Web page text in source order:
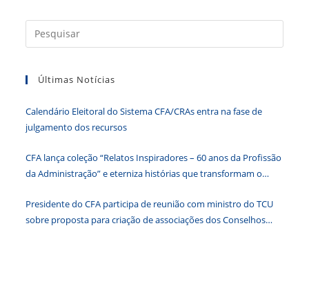
o
o
k
n p
p
g
er
n
dl
a
Últimas Notícias
Calendário Eleitoral do Sistema CFA/CRAs entra na fase de
julgamento dos recursos
CFA lança coleção “Relatos Inspiradores – 60 anos da Profissão
da Administração” e eterniza histórias que transformam o
Presidente do CFA participa de reunião com ministro do TCU
sobre proposta para criação de associações dos Conselhos